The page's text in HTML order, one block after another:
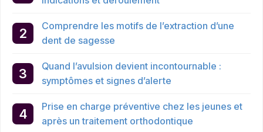
Comprendre les motifs de l’extraction d’une
dent de sagesse
Quand l’avulsion devient incontournable :
symptômes et signes d’alerte
Prise en charge préventive chez les jeunes et
après un traitement orthodontique